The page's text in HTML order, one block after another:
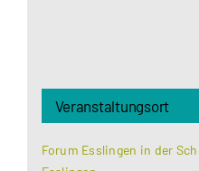
Veranstaltungsort
Forum Esslingen in der